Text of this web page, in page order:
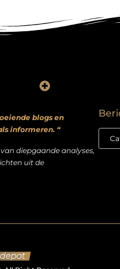
blogs en
informeren. “
diepgaande analyses,
uit de